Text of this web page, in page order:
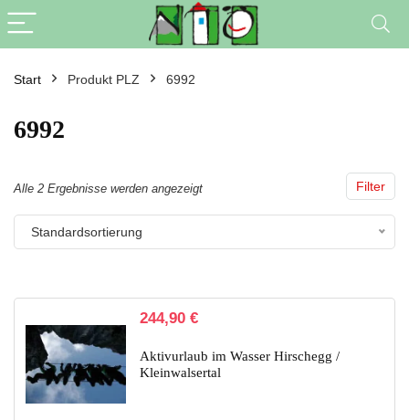
Start Produkt PLZ 6992
6992
Filter
Alle 2 Ergebnisse werden angezeigt
Standardsortierung
244,90 €
Aktivurlaub im Wasser Hirschegg /
Kleinwalsertal